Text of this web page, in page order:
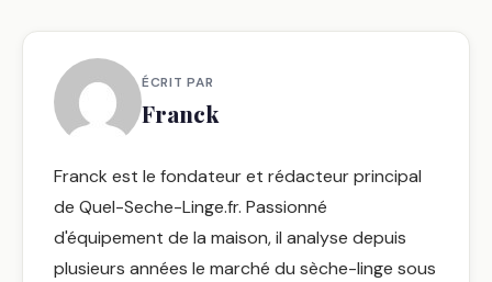
ÉCRIT PAR
Franck
Franck est le fondateur et rédacteur principal
de Quel-Seche-Linge.fr. Passionné
d'équipement de la maison, il analyse depuis
plusieurs années le marché du sèche-linge sous